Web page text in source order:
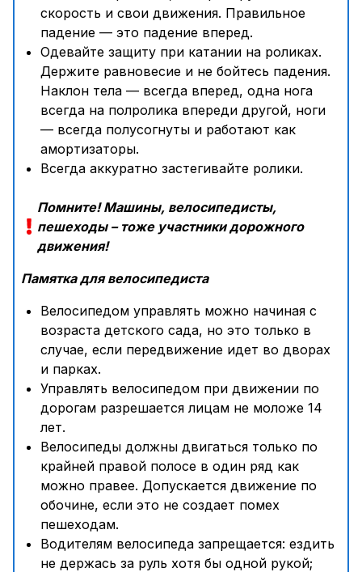
скорость и свои движения. Правильное
падение — это падение вперед.
Одевайте защиту при катании на роликах.
Держите равновесие и не бойтесь падения.
Наклон тела — всегда вперед, одна нога
всегда на полролика впереди другой, ноги
— всегда полусогнуты и работают как
амортизаторы.
Всегда аккуратно застегивайте ролики.
Помните! Машины, велосипедисты,
пешеходы – тоже участники дорожного
движения!
Памятка для велосипедиста
Велосипедом управлять можно начиная с
возраста детского сада, но это только в
случае, если передвижение идет во дворах
и парках.
Управлять велосипедом при движении по
дорогам разрешается лицам не моложе 14
лет.
Велосипеды должны двигаться только по
крайней правой полосе в один ряд как
можно правее. Допускается движение по
обочине, если это не создает помех
пешеходам.
Водителям велосипеда запрещается: ездить
не держась за руль хотя бы одной рукой;